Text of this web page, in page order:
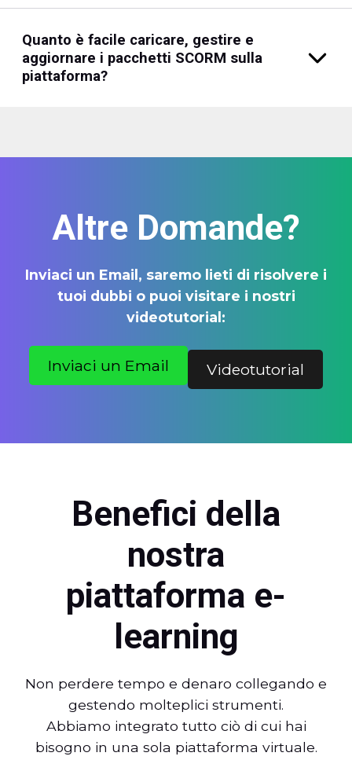
Quanto è facile caricare, gestire e
aggiornare i pacchetti SCORM sulla
piattaforma?
Altre Domande?
Inviaci un Email, saremo lieti di risolvere i
tuoi dubbi o puoi visitare i nostri
videotutorial:
Inviaci un Email Videotutorial
Benefici della
nostra
piattaforma e-
learning
Non perdere tempo e denaro collegando e
gestendo molteplici strumenti.
Abbiamo integrato tutto ciò di cui hai
bisogno in una sola piattaforma virtuale.